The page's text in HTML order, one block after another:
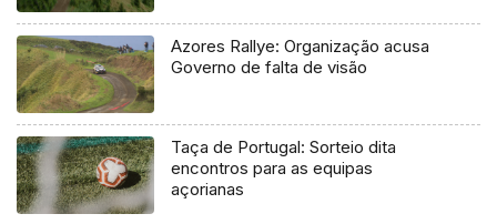
Azores Rallye: Organização acusa
Governo de falta de visão
Taça de Portugal: Sorteio dita
encontros para as equipas
açorianas